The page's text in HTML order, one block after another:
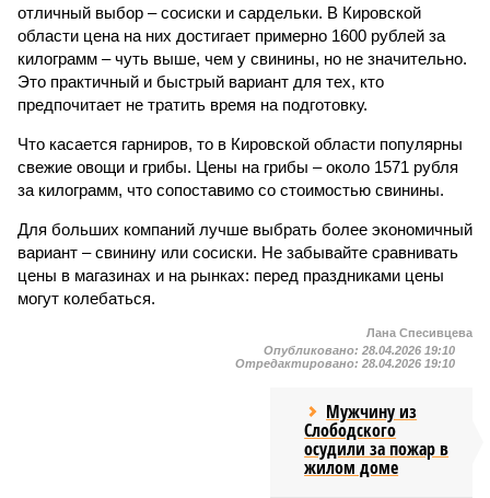
отличный выбор – сосиски и сардельки. В Кировской
области цена на них достигает примерно 1600 рублей за
килограмм – чуть выше, чем у свинины, но не значительно.
Это практичный и быстрый вариант для тех, кто
предпочитает не тратить время на подготовку.
Что касается гарниров, то в Кировской области популярны
свежие овощи и грибы. Цены на грибы – около 1571 рубля
за килограмм, что сопоставимо со стоимостью свинины.
Для больших компаний лучше выбрать более экономичный
вариант – свинину или сосиски. Не забывайте сравнивать
цены в магазинах и на рынках: перед праздниками цены
могут колебаться.
Лана Спесивцева
Опубликовано: 28.04.2026 19:10
Отредактировано: 28.04.2026 19:10
Мужчину из
Слободского
осудили за пожар в
жилом доме